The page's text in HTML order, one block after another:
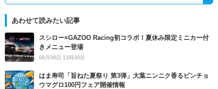
あわせて読みたい記事
スシロー×GAZOO Racing初コラボ！夏休み限定ミニカー付
きメニュー登場
08月08日 11時30分
はま寿司「旨ねた夏祭り 第3弾」大葉ニンニク香るビンチョ
ウマグロ100円フェア開催情報